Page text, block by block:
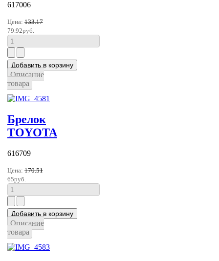
617006
Цена: 133.17
79.92руб.
Описание
товара
Брелок
TOYOTA
616709
Цена: 170.51
65руб.
Описание
товара